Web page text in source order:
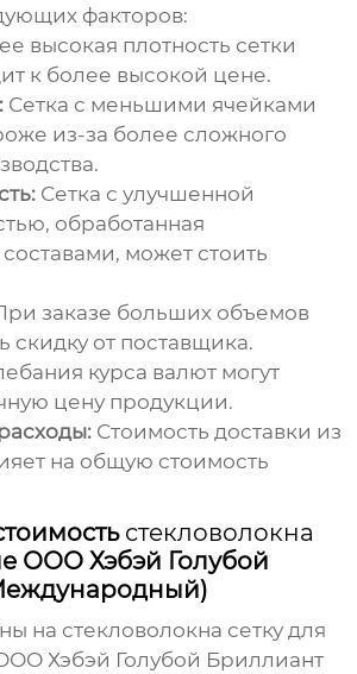
факторов:
высокая плотность сетки
к более высокой цене.
Сетка с меньшими ячейками
из-за более сложного
Сетка с улучшенной
обработанная
может стоить
заказе больших объемов
скидку от поставщика.
курса валют могут
цену продукции.
Стоимость доставки из
на общую стоимость
стекловолокна
ООО Хэбэй Голубой
на стекловолокна сетку для
Хэбэй Голубой Бриллиант